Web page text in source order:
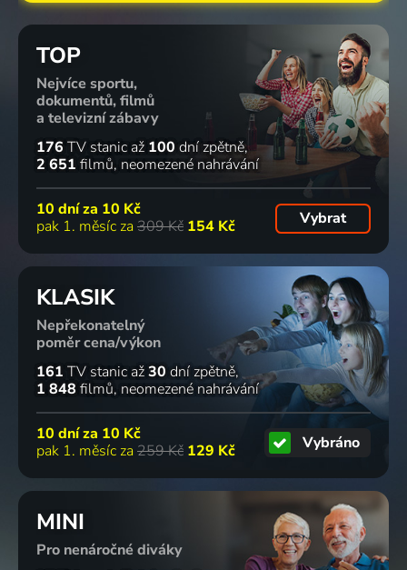
TOP
Nejvíce sportu,
dokumentů, filmů
a televizní zábavy
176 TV stanic až 100 dní zpětně
2 651 filmů neomezené nahrávání
10 dní za 10 Kč
pak 1. měsíc za 309 Kč 154 Kč Vybrat
KLASIK
Nepřekonatelný
poměr cena/výkon
161 TV stanic až30 dní zpětně
1 848 filmů neomezené nahrávání
10 dní za 10 Kč
pak 1. měsíc za 259 Kč 129 Kč Vybráno
MINI
Pro nenáročné diváky